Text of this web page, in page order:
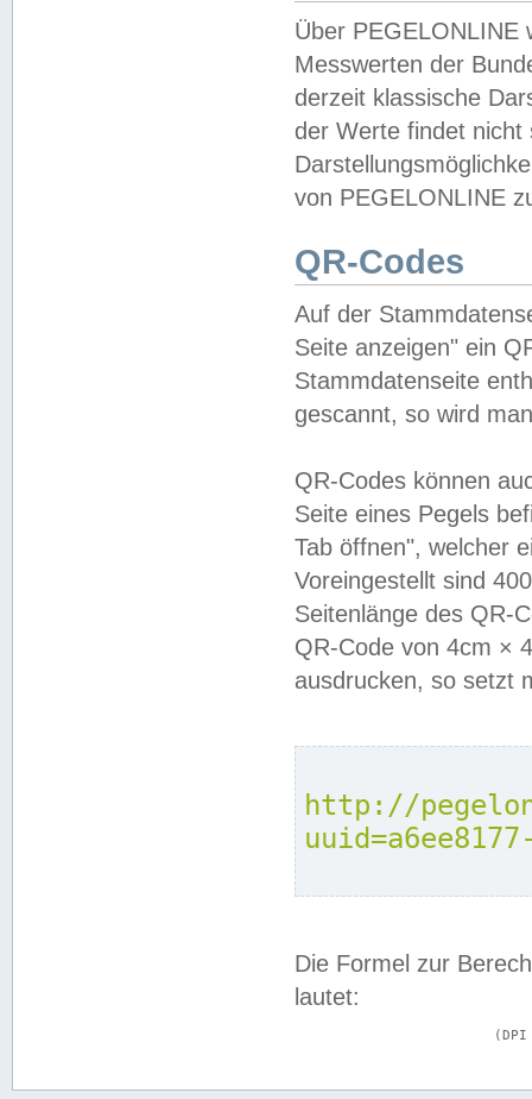
Über PEGELONLINE
Messwerten der
derzeit klassische
der Werte findet
von PEGELONLINE
QR-Codes
Auf der
Seite anzeigen" ein
Stammdatenseite
gescannt, so wird
QR-Codes können
Seite eines Pegels
Tab öffnen", welcher
Voreingestellt sind
Seitenlänge des QR-
QR-Code von 4cm ×
ausdrucken, so setzt
http://
Die Formel zur
lautet: